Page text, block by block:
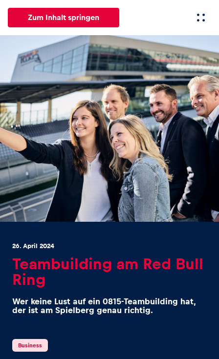
Zum Inhalt springen
Alle News Events Erlebnisse Seiten
News
Alle anzeigen
Events
Alle anzeigen
Erlebnisse
Alle anzeigen
26. April 2024
Teambuilding am Red Bull
Ring
Wer keine Lust auf ein 0815-Teambuilding hat,
der ist am Spielberg genau richtig.
Business